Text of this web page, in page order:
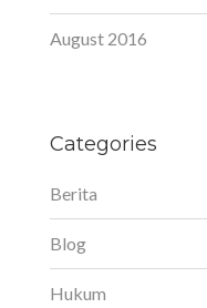
August 2016
Categories
Berita
Blog
Hukum